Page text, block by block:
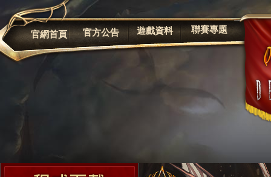
官網首頁 官方公告 遊戲資料 聯賽專題